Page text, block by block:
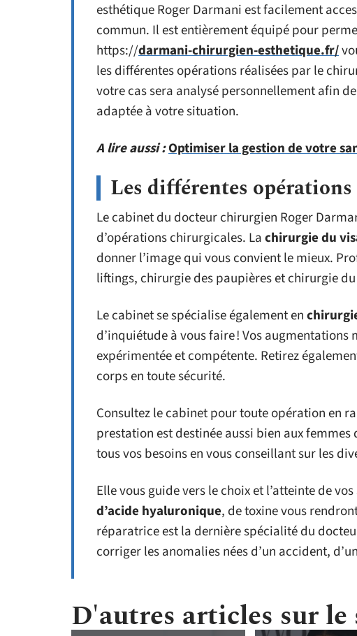
esthétique Roger Darmani est facilement
commun. Il est entièrement équipé pour
https://darmani-chirurgien-esthetique.fr/
les différentes opérations réalisées par le
votre cas sera analysé personnellement afin
adaptée à votre situation.
A lire aussi :Optimiser la gestion de votre
Les différentes
Le cabinet du docteur chirurgien Roger
d’opérations chirurgicales. Lachirurgie du
donner l’image qui vous convient le mieux.
liftings, chirurgie des paupières et chirurgie du
Le cabinet se spécialise également en
d’inquiétude à vous faire ! Vos
expérimentée et compétente. Retirez
corps en toute sécurité.
Consultez le cabinet pour toute opération en
prestation est destinée aussi bien aux femmes
tous vos besoins en vous conseillant sur les
Elle vous guide vers le choix et l’atteinte de
d’acide hyaluronique, de toxine vous
réparatrice est la dernière spécialité du
corriger les anomalies nées d’un accident,
D'autres articles sur le